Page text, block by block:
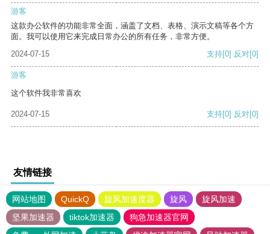
游客
这款办公软件的功能非常全面，涵盖了文档、表格、演示文稿等各个方
面。我可以使用它来完成日常办公的所有任务，非常方便。
2024-07-15
支持[0] 反对[0]
游客
这个软件我非常喜欢
2024-07-15 支持[0] 反对[0]
友情链接
网站地图 QuickQ 旋风加速度器 旋风
旋风加速
坚果加速器
tiktok加速器
狗急加速器官网